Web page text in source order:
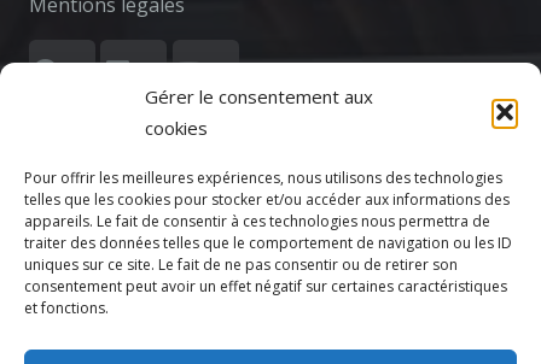
Gérer le consentement aux
cookies
Pour offrir les meilleures expériences, nous utilisons des technologies
telles que les cookies pour stocker et/ou accéder aux informations des
appareils. Le fait de consentir à ces technologies nous permettra de
traiter des données telles que le comportement de navigation ou les ID
uniques sur ce site. Le fait de ne pas consentir ou de retirer son
consentement peut avoir un effet négatif sur certaines caractéristiques
et fonctions.
Votre CPTS
Actualités